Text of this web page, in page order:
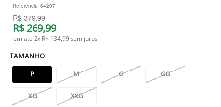
Referência: 64207
R$379,99
R$ 269,99
em ate 2x R$ 134,99sem juros
TAMANHO
P M G GG
XG XXG